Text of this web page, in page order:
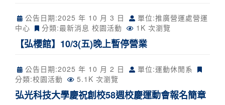
公告日期:2025 年 10 月 3 日
單位:推廣營運處營運
中心
分類:最新消息 校園活動 1K 次瀏覽
【弘櫻館】10/3(五)晚上暫停營業
公告日期:2025 年 10 月 2 日
單位:運動休閒系
分類:校園活動 5.1K 次瀏覽
弘光科技大學慶祝創校58週校慶運動會報名簡章